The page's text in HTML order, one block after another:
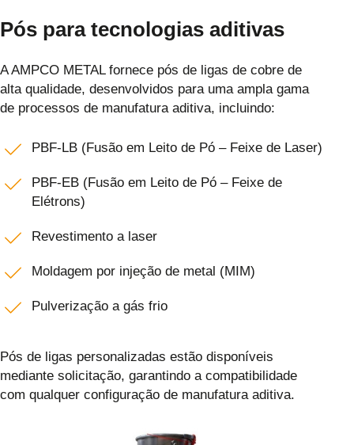
Pós para tecnologias aditivas
A AMPCO METAL fornece pós de ligas de cobre de
alta qualidade, desenvolvidos para uma ampla gama
de processos de manufatura aditiva, incluindo:
PBF-LB (Fusão em Leito de Pó – Feixe de Laser)
PBF-EB (Fusão em Leito de Pó – Feixe de
Elétrons)
Revestimento a laser
Moldagem por injeção de metal (MIM)
Pulverização a gás frio
Pós de ligas personalizadas estão disponíveis
mediante solicitação, garantindo a compatibilidade
com qualquer configuração de manufatura aditiva.